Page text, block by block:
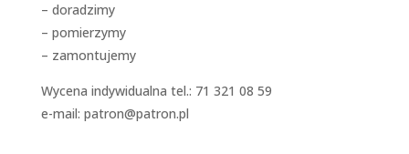
– doradzimy
– pomierzymy
– zamontujemy
Wycena indywidualna tel.: 71 321 08 59
e-mail: patron@patron.pl